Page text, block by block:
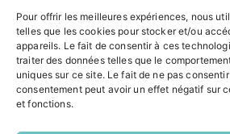
Pour offrir les meilleures expériences, nous
telles que les cookies pour stocker et/ou
appareils. Le fait de consentir à ces
traiter des données telles que le
uniques sur ce site. Le fait de ne pas
consentement peut avoir un effet négatif sur
et fonctions.
ACCÉS RAPIDES
Contacter la mairie
Pôle santé
Le Saucatais
Formalités administratives
Restauration scolaire